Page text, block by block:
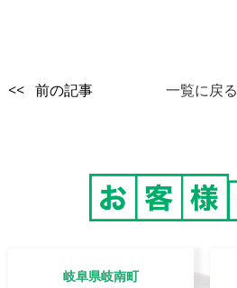
<< 前の記事 一覧に戻る
岐阜県岐南町